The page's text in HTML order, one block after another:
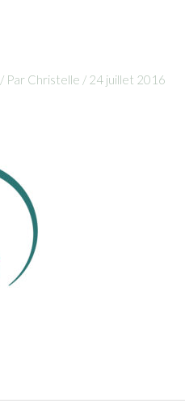
/ Par Christelle / 24 juillet 2016